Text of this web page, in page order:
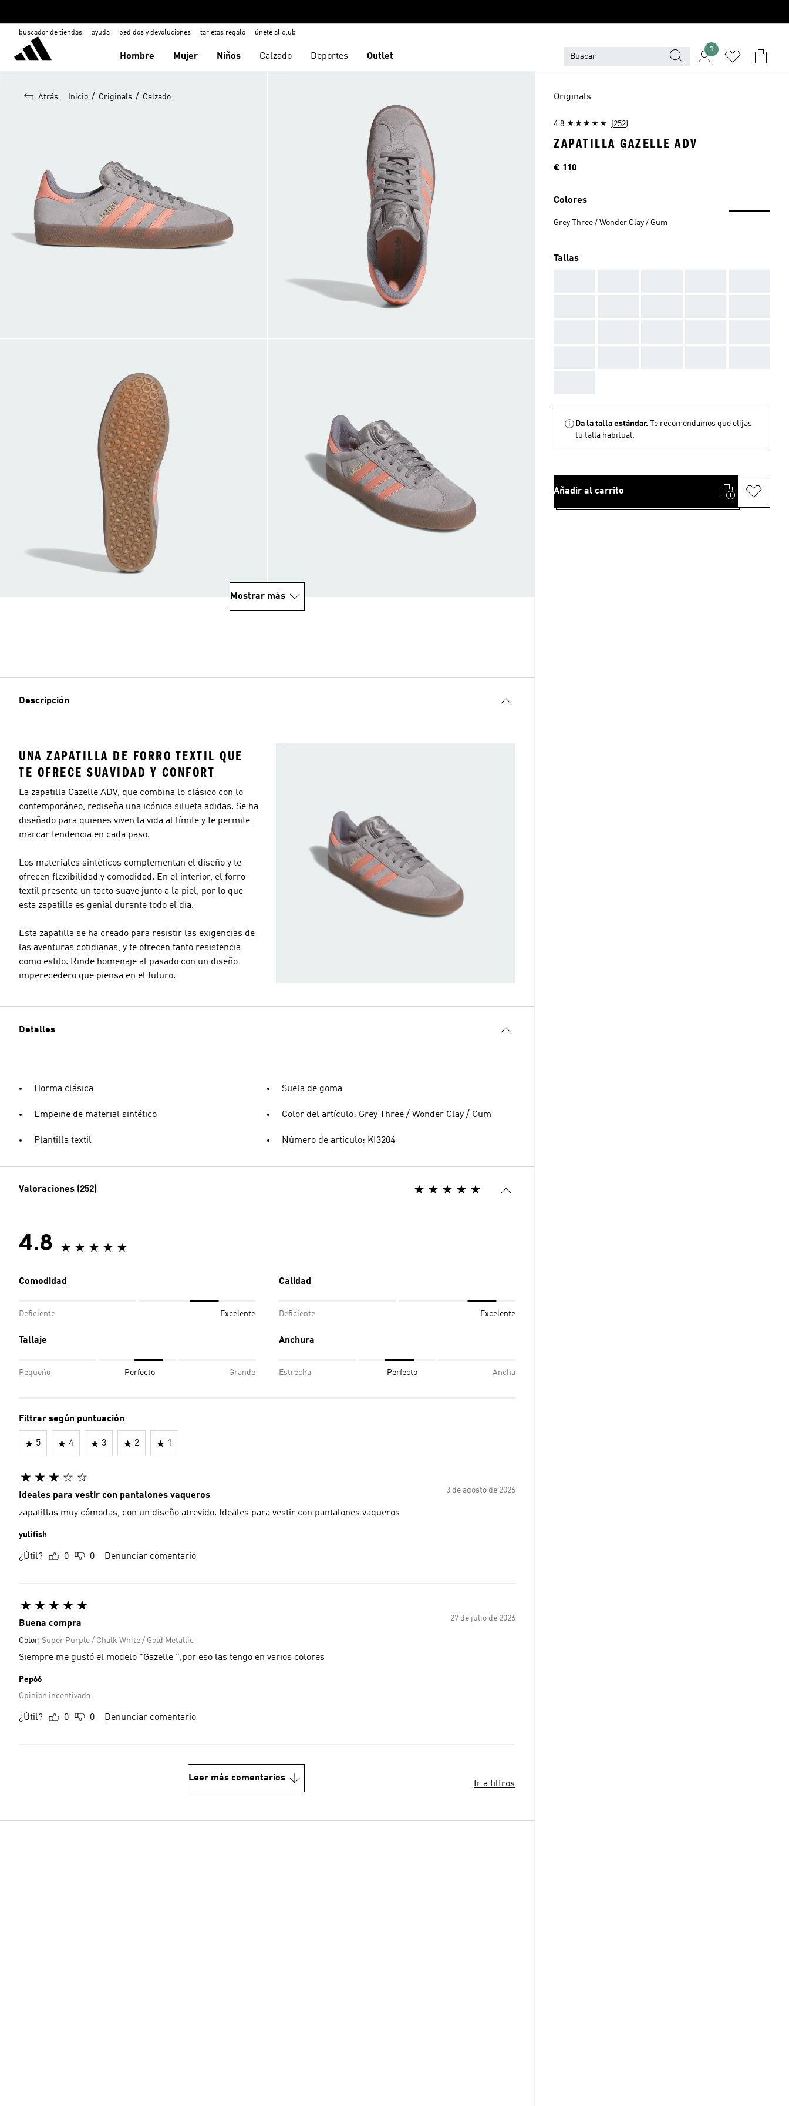
buscador de tiendas ayuda pedidos y devoluciones tarjetas regalo únete al club
Hombre Mujer Niños Calzado Deportes Outlet
1
Atrás Inicio / Originals / Calzado
Mostrar más
Descripción
UNA ZAPATILLA DE FORRO TEXTIL QUE
TE OFRECE SUAVIDAD Y CONFORT
La zapatilla Gazelle ADV, que combina lo clásico con lo
contemporáneo, rediseña una icónica silueta adidas. Se ha
diseñado para quienes viven la vida al límite y te permite
marcar tendencia en cada paso.
Los materiales sintéticos complementan el diseño y te
ofrecen flexibilidad y comodidad. En el interior, el forro
textil presenta un tacto suave junto a la piel, por lo que
esta zapatilla es genial durante todo el día.
Esta zapatilla se ha creado para resistir las exigencias de
las aventuras cotidianas, y te ofrecen tanto resistencia
como estilo. Rinde homenaje al pasado con un diseño
imperecedero que piensa en el futuro.
Detalles
Horma clásica
Empeine de material sintético
Plantilla textil
Suela de goma
Color del artículo: Grey Three / Wonder Clay / Gum
Número de artículo: KI3204
Valoraciones (252)
4.8
Comodidad
Deficiente Excelente
Calidad
Deficiente Excelente
Tallaje
Pequeño Perfecto Grande
Anchura
Estrecha Perfecto Ancha
Filtrar según puntuación
5 4 3 2 1
3 de agosto de 2026
Ideales para vestir con pantalones vaqueros
zapatillas muy cómodas, con un diseño atrevido. Ideales para vestir con pantalones vaqueros
yulifish
¿Útil? 0 0 Denunciar comentario
27 de julio de 2026
Buena compra
Color: Super Purple / Chalk White / Gold Metallic
Siempre me gustó el modelo "Gazelle ",por eso las tengo en varios colores
Pep66
Opinión incentivada
¿Útil? 0 0 Denunciar comentario
Leer más comentarios
Ir a filtros
Originals
4.8 (252)
ZAPATILLA GAZELLE ADV
Precio
€ 110
Colores
Grey Three / Wonder Clay / Gum
Tallas
Da la talla estándar.
Te recomendamos que elijas
tu talla habitual.
Añadir al carrito